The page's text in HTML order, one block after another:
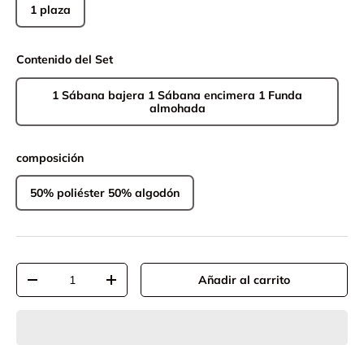
1 plaza
Contenido del Set
1 Sábana bajera 1 Sábana encimera 1 Funda
almohada
composición
50% poliéster 50% algodón
Cant.
-
+ Añadir al carrito